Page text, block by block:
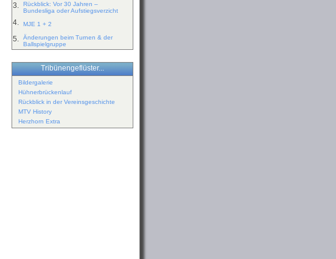
3.
Rückblick: Vor 30 Jahren –
Bundesliga oder Aufstiegsverzicht
4. MJE 1 + 2
5.
Änderungen beim Turnen & der
Ballspielgruppe
Tribünengeflüster...
Bildergalerie
Hühnerbrückenlauf
Rückblick in der Vereinsgeschichte
MTV History
Herzhorn Extra